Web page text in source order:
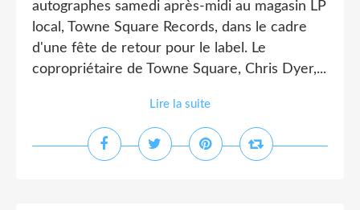
autographes samedi après-midi au magasin LP
local, Towne Square Records, dans le cadre
d'une fête de retour pour le label. Le
copropriétaire de Towne Square, Chris Dyer,...
Lire la suite